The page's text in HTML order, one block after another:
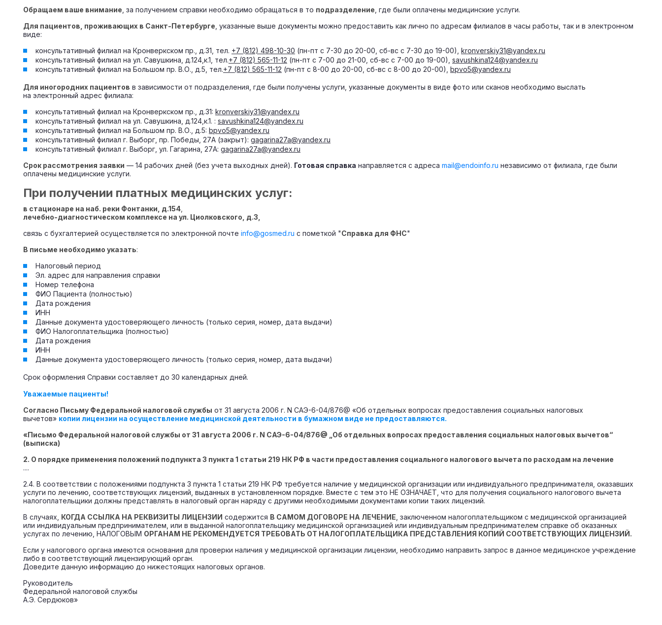
Обращаем ваше внимание , за получением справки необходимо обращаться в то подразделение , где были оплачены медицинские услуги.
Для пациентов, проживающих в Санкт-Петербурге , указанные выше документы можно предоставить как лично по адресам филиалов в часы работы, так и в электронном
виде:
консультативный филиал на Кронверкском пр., д.31, тел. +7 (812) 498-10-30 (пн-пт с 7-30 до 20-00, сб-вс с 7-30 до 19-00), kronverskiy31@yandex.ru
консультативный филиал на ул. Савушкина, д.124,к.1, тел.+7 (812) 565-11-12 (пн-пт с 7-00 до 21-00, сб-вс с 7-00 до 19-00), savushkina124@yandex.ru
консультативный филиал на Большом пр. В.О., д.5, тел.+7 (812) 565-11-12 (пн-пт с 8-00 до 20-00, сб-вс с 8-00 до 20-00), bpvo5@yandex.ru
Для иногородних пациентов в зависимости от подразделения, где были получены услуги, указанные документы в виде фото или сканов необходимо выслать
на электронный адрес филиала:
консультативный филиал на Кронверкском пр., д.31: kronverskiy31@yandex.ru
консультативный филиал на ул. Савушкина, д.124,к.1. : savushkina124@yandex.ru
консультативный филиал на Большом пр. В.О., д.5: bpvo5@yandex.ru
консультативный филиал г. Выборг, пр. Победы, 27А (закрыт): gagarina27a@yandex.ru
консультативный филиал г. Выборг, ул. Гагарина, 27А: gagarina27a@yandex.ru
Срок рассмотрения заявки — 14 рабочих дней (без учета выходных дней). Готовая справка направляется с адреса mail@endoinfo.ru независимо от филиала, где были
оплачены медицинские услуги.
При получении платных медицинских услуг:
в стационаре на наб. реки Фонтанки, д.154
лечебно-диагностическом комплексе на ул. Циолковского, д.3,
связь с бухгалтерией осуществляется по электронной почте info@gosmed.ru с пометкой "Справка для ФНС"
В письме необходимо указать:
Налоговый период
Эл. адрес для направления справки
Номер телефона
ФИО Пациента (полностью)
Дата рождения
ИНН
Данные документа удостоверяющего личность (только серия, номер, дата выдачи)
ФИО Налогоплательщика (полностью)
Дата рождения
ИНН
Данные документа удостоверяющего личность (только серия, номер, дата выдачи)
Срок оформления Справки составляет до 30 календарных дней.
Уважаемые пациенты!
Согласно Письму Федеральной налоговой службы от 31 августа 2006 г. N САЭ-6-04/876@ «Об отдельных вопросах предоставления социальных налоговых
вычетов» копии лицензии на осуществление медицинской деятельности в бумажном виде не предоставляются.
«Письмо Федеральной налоговой службы от 31 августа 2006 г. N САЭ-6-04/876@ „Об отдельных вопросах предоставления социальных налоговых вычетов“
(выписка)
2. О порядке применения положений подпункта 3 пункта 1 статьи 219 НК РФ в части предоставления социального налогового вычета по расходам на лечение
....
2.4. В соответствии с положениями подпункта 3 пункта 1 статьи 219 НК РФ требуется наличие у медицинской организации или индивидуального предпринимателя, оказавших
услуги по лечению, соответствующих лицензий, выданных в установленном порядке. Вместе с тем это НЕ ОЗНАЧАЕТ, что для получения социального налогового вычета
налогоплательщики должны представлять в налоговый орган наряду с другими необходимыми документами копии таких лицензий.
В случаях, КОГДА ССЫЛКА НА РЕКВИЗИТЫ ЛИЦЕНЗИИ содержится В САМОМ ДОГОВОРЕ НА ЛЕЧЕНИЕ , заключенном налогоплательщиком с медицинской организацией
или индивидуальным предпринимателем, или в выданной налогоплательщику медицинской организацией или индивидуальным предпринимателем справке об оказанных
услугах по лечению, НАЛОГОВЫМ ОРГАНАМ НЕ РЕКОМЕНДУЕТСЯ ТРЕБОВАТЬ ОТ НАЛОГОПЛАТЕЛЬЩИКА ПРЕДСТАВЛЕНИЯ КОПИЙ СООТВЕТСТВУЮЩИХ ЛИЦЕНЗИЙ.
Если у налогового органа имеются основания для проверки наличия у медицинской организации лицензии, необходимо направить запрос в данное медицинское учреждение
либо в соответствующий лицензирующий орган.
Доведите данную информацию до нижестоящих налоговых органов.
Руководитель
Федеральной налоговой службы
А.Э. Сердюков»